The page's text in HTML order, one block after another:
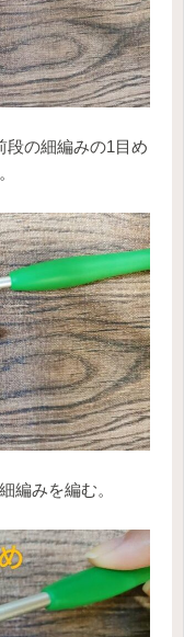
の細編みの1目め
編みを編む。